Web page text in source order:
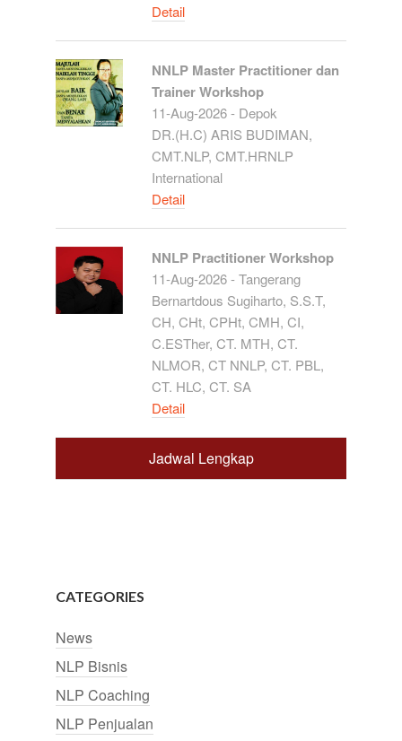
Detail
NNLP Master Practitioner dan
Trainer Workshop
11-Aug-2026 - Depok
DR.(H.C) ARIS BUDIMAN,
CMT.NLP, CMT.HRNLP
International
Detail
NNLP Practitioner Workshop
11-Aug-2026 - Tangerang
Bernartdous Sugiharto, S.S.T,
CH, CHt, CPHt, CMH, CI,
C.ESTher, CT. MTH, CT.
NLMOR, CT NNLP, CT. PBL,
CT. HLC, CT. SA
Detail
Jadwal Lengkap
CATEGORIES
News
NLP Bisnis
NLP Coaching
NLP Penjualan